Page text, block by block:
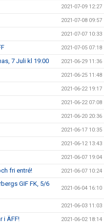
2021-07-09 12:27
2021-07-08 09:57
2021-07-07 10:33
2021-07-05 07:18
7 Juli kl 19:00 2021-06-29 11:36
2021-06-25 11:48
2021-06-22 19:17
2021-06-22 07:08
2021-06-20 20:36
2021-06-17 10:35
2021-06-12 13:43
2021-06-07 19:04
fri entré! 2021-06-07 10:24
GIF FK, 5/6
2021-06-04 16:10
2021-06-03 11:03
i ÄFF! 2021-06-02 18:14